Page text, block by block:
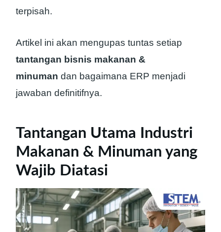
terpisah.
Artikel ini akan mengupas tuntas setiap
tantangan bisnis makanan &
minuman dan bagaimana ERP menjadi
jawaban definitifnya.
Tantangan Utama Industri
Makanan & Minuman yang
Wajib Diatasi